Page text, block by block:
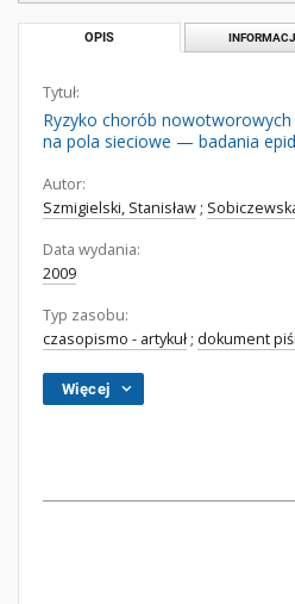
OPIS
Tytuł:
Ryzyko chorób
na pola sieciowe — badania
Autor:
Szmigielski, Stanisław ;
Data wydania:
2009
Typ zasobu:
czasopismo - artykuł ; dokument
Więcej